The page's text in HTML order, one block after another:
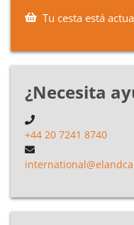
Tu cesta está
¿Necesita
+44 20 7241 8740